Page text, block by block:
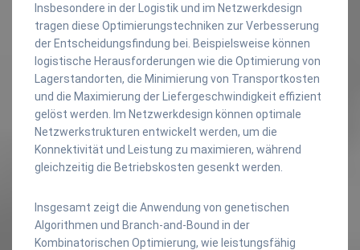
Insbesondere in der Logistik und im Netzwerkdesign
tragen diese Optimierungstechniken zur Verbesserung
der Entscheidungsfindung bei. Beispielsweise können
logistische Herausforderungen wie die Optimierung von
Lagerstandorten, die Minimierung von Transportkosten
und die Maximierung der Liefergeschwindigkeit effizient
gelöst werden. Im Netzwerkdesign können optimale
Netzwerkstrukturen entwickelt werden, um die
Konnektivität und Leistung zu maximieren, während
gleichzeitig die Betriebskosten gesenkt werden.
Insgesamt zeigt die Anwendung von genetischen
Algorithmen und Branch-and-Bound in der
Kombinatorischen Optimierung, wie leistungsfähig